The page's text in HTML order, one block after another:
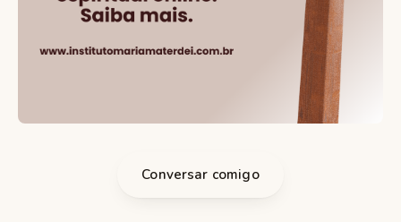
Conversar comigo